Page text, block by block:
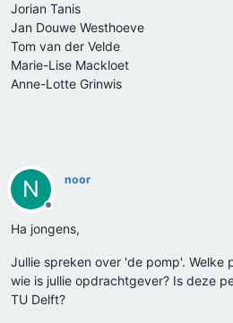
Jorian Tanis
Jan Douwe Westhoeve
Tom van der Velde
Marie-Lise Mackloet
Anne-Lotte Grinwis
N
Offline
noor
Ha jongens,
Jullie spreken over 'de pomp'. Welke
wie is jullie opdrachtgever? Is deze
TU Delft?